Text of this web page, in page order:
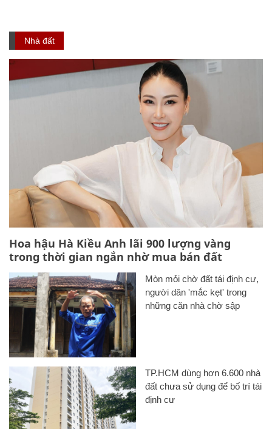
Nhà đất
Hoa hậu Hà Kiều Anh lãi 900 lượng vàng
trong thời gian ngắn nhờ mua bán đất
Mòn mỏi chờ đất tái định cư,
người dân 'mắc kẹt' trong
những căn nhà chờ sập
TP.HCM dùng hơn 6.600 nhà
đất chưa sử dụng để bố trí tái
định cư